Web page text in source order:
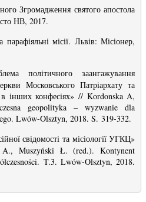
Згромадження святого апостола
НВ, 2017.
місії. Львів: Місіонер,
політичного заангажування
Московського Патріархату та
інших конфесіях» // Kordonska A,
geopolityka – wyzwanie dla
Lwów-Olsztyn, 2018. S. 319-332.
свідомості та місіології УГКЦ»
Muszyński Ł. (red.). Kontynent
T.3. Lwów-Olsztyn, 2018.